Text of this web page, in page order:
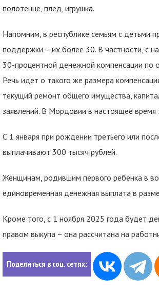
полотенце, плед, игрушка.
Напомним, в республике семьям с детьми
поддержки – их более 30. В частности, с
30-процентной денежной компенсации по
Речь идет о такого же размера
текущий ремонт общего имущества,
заявлений. В Мордовии в настоящее
С 1 января при рождении третьего или
выплачивают 300 тысяч рублей.
Женщинам, родившим первого ребенка в
единовременная денежная выплата в
Кроме того, с 1 ноября 2025 года будет
правом выкупа – она рассчитана на
Поделиться в соц. сетях: